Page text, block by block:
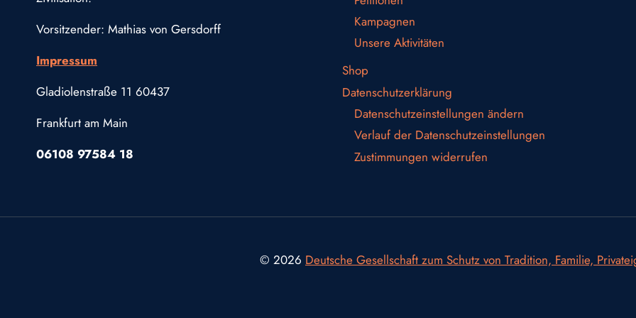
Vorsitzender: Mathias von Gersdorff
Impressum
Gladiolenstraße 11 60437
Frankfurt am Main
06108 97584 18
Kampagnen
Unsere Aktivitäten
Shop
Datenschutzerklärung
Datenschutzeinstellungen ändern
Verlauf der Datenschutzeinstellungen
Zustimmungen widerrufen
© 2026 Deutsche Gesellschaft zum Schutz von Tradition, Familie,